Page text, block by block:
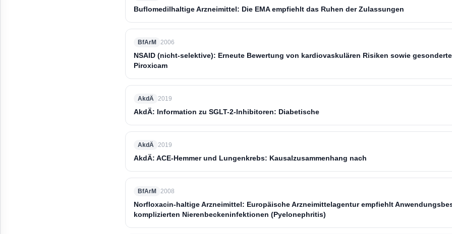
Buflomedilhaltige Arzneimittel: Die EMA empfiehlt das Ruhen der Zulassungen
BfArM 2006
NSAID (nicht-selektive): Erneute Bewertung von kardiovaskulären Risiken sowie
Piroxicam
AkdÄ 2019
AkdÄ: Information zu SGLT-2-Inhibitoren: Diabetische
AkdÄ 2019
AkdÄ: ACE-Hemmer und Lungenkrebs: Kausalzusammenhang nach
BfArM 2008
Norfloxacin-haltige Arzneimittel: Europäische Arzneimittelagentur empfiehlt
komplizierten Nierenbeckeninfektionen (Pyelonephritis)